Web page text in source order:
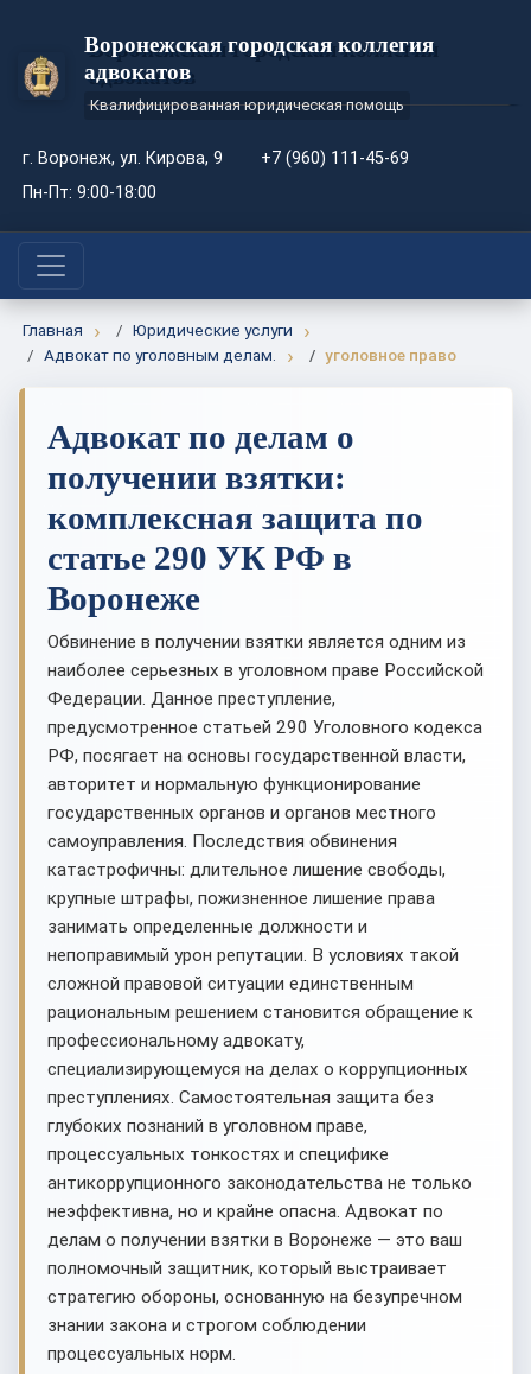
Воронежская городская коллегия
адвокатов
Квалифицированная юридическая помощь
г. Воронеж, ул. Кирова, 9
+7 (960) 111-45-69
Пн-Пт: 9:00-18:00
Главная
Юридические услуги
Адвокат по уголовным делам.
уголовное право
Адвокат по делам о
получении взятки:
комплексная защита по
статье 290 УК РФ в
Воронеже
Обвинение в получении взятки является одним из
наиболее серьезных в уголовном праве Российской
Федерации. Данное преступление,
предусмотренное статьей 290 Уголовного кодекса
РФ, посягает на основы государственной власти,
авторитет и нормальную функционирование
государственных органов и органов местного
самоуправления. Последствия обвинения
катастрофичны: длительное лишение свободы,
крупные штрафы, пожизненное лишение права
занимать определенные должности и
непоправимый урон репутации. В условиях такой
сложной правовой ситуации единственным
рациональным решением становится обращение к
профессиональному адвокату,
специализирующемуся на делах о коррупционных
преступлениях. Самостоятельная защита без
глубоких познаний в уголовном праве,
процессуальных тонкостях и специфике
антикоррупционного законодательства не только
неэффективна, но и крайне опасна. Адвокат по
делам о получении взятки в Воронеже — это ваш
полномочный защитник, который выстраивает
стратегию обороны, основанную на безупречном
знании закона и строгом соблюдении
процессуальных норм.